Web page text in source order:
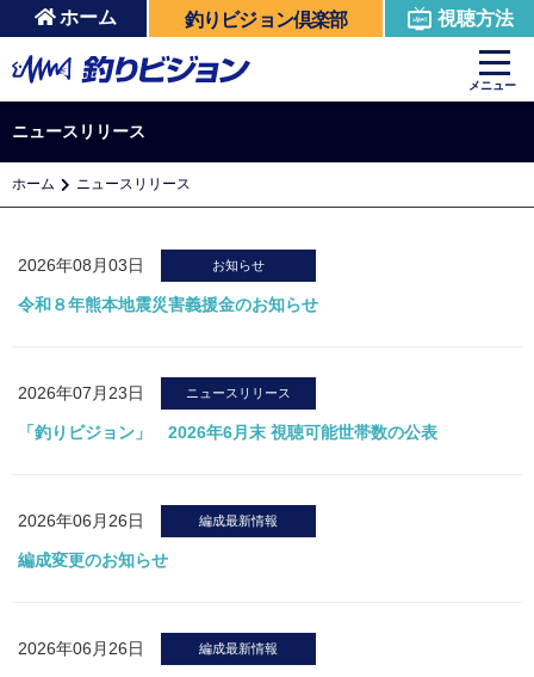
ホーム 釣りビジョン倶楽部 視聴方法
メニュー
ニュースリリース
ホーム ニュースリリース
2026年08月03日 お知らせ
令和８年熊本地震災害義援金のお知らせ
2026年07月23日 ニュースリリース
「釣りビジョン」 2026年6月末 視聴可能世帯数の公表
2026年06月26日 編成最新情報
編成変更のお知らせ
2026年06月26日 編成最新情報